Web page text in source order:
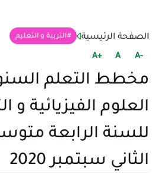
الصفحة الرئيسية التربية و التعليم
+A A -A
مخطط التعلم
العلوم الفيزيائية و
للسنة الرابعة
الثاني سبتمبر 2020